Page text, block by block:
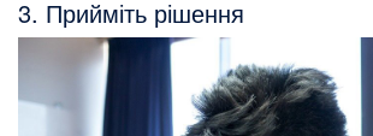
3. Прийміть рішення